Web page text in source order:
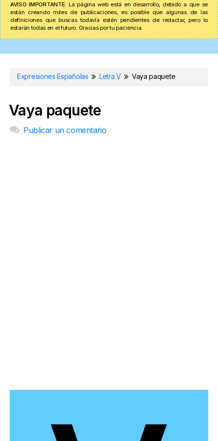
AVISO IMPORTANTE: La página web está en desarrollo, debido a que se
están creando miles de publicaciones, es posible que algunas de las
definiciones que buscas todavía estén pendientes de redactar, pero lo
estarán todas en el futuro. Gracias por tu paciencia.
Expresiones Españolas Letra V Vaya paquete
Vaya paquete
Publicar un comentario